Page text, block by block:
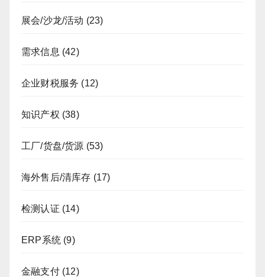
展会/沙龙/活动 (23)
需求信息 (42)
企业财税服务 (12)
知识产权 (38)
工厂/货盘/货源 (53)
海外售后/清库存 (17)
检测认证 (14)
ERP系统 (9)
金融支付(12)